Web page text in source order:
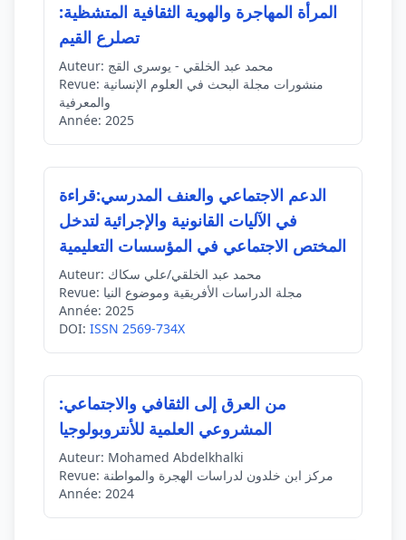
المرأة المهاجرة والهوية الثقافية المتشظية:
تصلرع القيم
Auteur: محمد عبد الخلقي - يوسرى القج
Revue:
والمعرفية
Année: 2025
الدعم الاجتماعي والعنف المدرسي:قراءة
في الآليات القانونية والإجرائية لتدخل
المختص الاجتماعي في المؤسسات التعليمية
Auteur: محمد عبد الخلقي/علي سكاك
Revue: مجلة الدراسات الأفريقية وموضوع النيا
Année: 2025
DOI: ISSN 2569-734X
من العرق إلى الثقافي والاجتماعي:
المشروعي العلمية للأنتروبولوجيا
Auteur: Mohamed Abdelkhalki
Revue: مركز ابن خلدون لدراسات الهجرة والمواطنة
Année: 2024